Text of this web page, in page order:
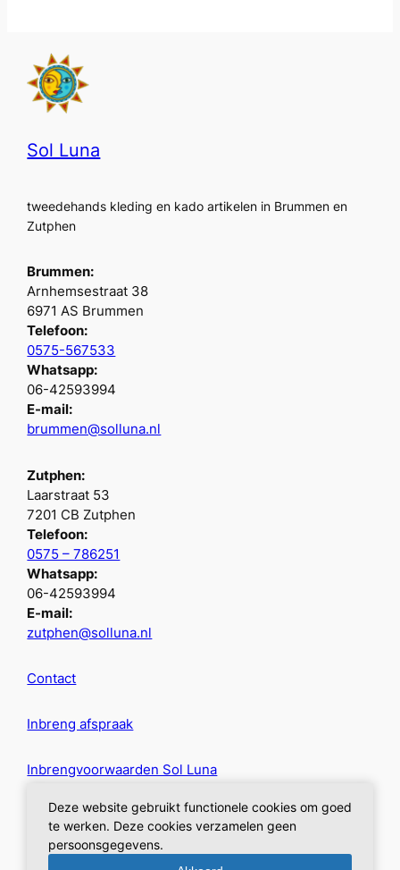
Sol Luna
tweedehands kleding en kado artikelen in Brummen en
Zutphen
Brummen:
Arnhemsestraat 38
6971 AS Brummen
Telefoon:
0575-567533
Whatsapp:
06-42593994
E-mail:
brummen@solluna.nl
Zutphen:
Laarstraat 53
7201 CB Zutphen
Telefoon:
0575 – 786251
Whatsapp:
06-42593994
E-mail:
zutphen@solluna.nl
Contact
Inbreng afspraak
Inbrengvoorwaarden Sol Luna
Privacybeleid
Deze website gebruikt functionele cookies om goed
te werken. Deze cookies verzamelen geen
persoonsgegevens.